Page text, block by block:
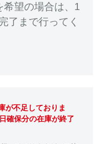
望の場合は、1
了まで行ってく
が不足しておりま
確保分の在庫が終了